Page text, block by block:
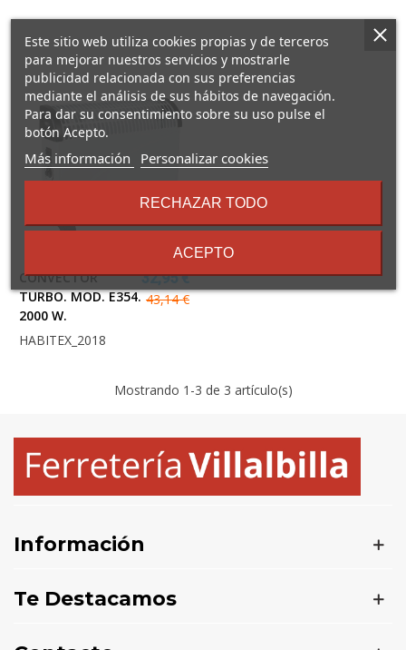
CONVECTOR
TURBO. MOD. E354.
2000 W.
32,95 €
43,14 €
HABITEX_2018
Mostrando 1 -3 de 3 artículo(s)
Información
Te Destacamos
Este sitio web utiliza cookies propias y de terceros
para mejorar nuestros servicios y mostrarle
publicidad relacionada con sus preferencias
mediante el análisis de sus hábitos de navegación.
Para dar su consentimiento sobre su uso pulse el
botón Acepto.
Más información
sobre
términos
condiciones
Personalizar cookies
RECHAZAR TODO
ACEPTO